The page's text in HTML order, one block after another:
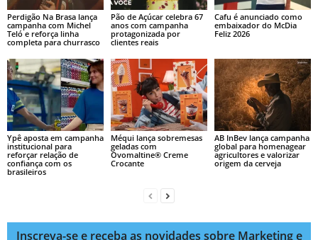
Perdigão Na Brasa lança
campanha com Michel
Teló e reforça linha
completa para churrasco
Pão de Açúcar celebra 67
anos com campanha
protagonizada por
clientes reais
Cafu é anunciado como
embaixador do McDia
Feliz 2026
Ypê aposta em campanha
institucional para
reforçar relação de
confiança com os
brasileiros
Méqui lança sobremesas
geladas com
Ovomaltine® Creme
Crocante
AB InBev lança campanha
global para homenagear
agricultores e valorizar
origem da cerveja
Inscreva-se e receba as novidades sobre Marketing e